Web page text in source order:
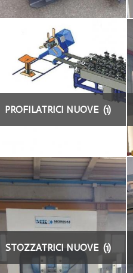
PROFILATRICI NUOVE (1)
STOZZATRICI NUOVE (1)